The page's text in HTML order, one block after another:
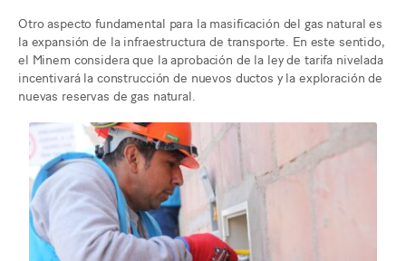
Otro aspecto fundamental para la masificación del gas natural es
la expansión de la infraestructura de transporte. En este sentido,
el Minem considera que la aprobación de la ley de tarifa nivelada
incentivará la construcción de nuevos ductos y la exploración de
nuevas reservas de gas natural.